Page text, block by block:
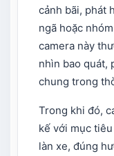
cảnh bãi, phát
ngã hoặc
camera này
nhìn bao quát,
chung trong
Trong khi đó,
kế với mục
làn xe, đúng